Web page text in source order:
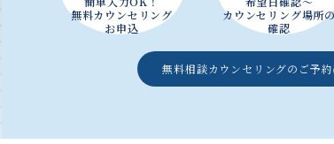
無料カウンセリング
お申込
カウンセリング場所の
確認
無料相談カウンセリングの ご予